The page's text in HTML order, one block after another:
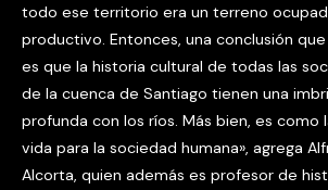
todo ese territorio era un terreno
productivo. Entonces, una conclusión
es que la historia cultural de todas las
de la cuenca de Santiago tienen una
profunda con los ríos. Más bien, es como
vida para la sociedad humana», agrega
Alcorta, quien además es profesor de